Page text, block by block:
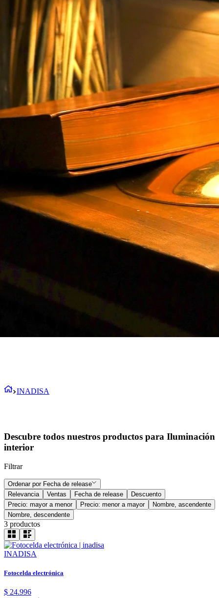
INADISA
Descubre todos nuestros productos para Iluminación
interior
Filtrar
Ordenar por Fecha de release
Relevancia
Ventas Fecha de release
Descuento
Precio: mayor a menor
Precio: menor a mayor
Nombre, ascendente
Nombre, descendente
3 productos
INADISA
Fotocelda electrónica
$ 24.996